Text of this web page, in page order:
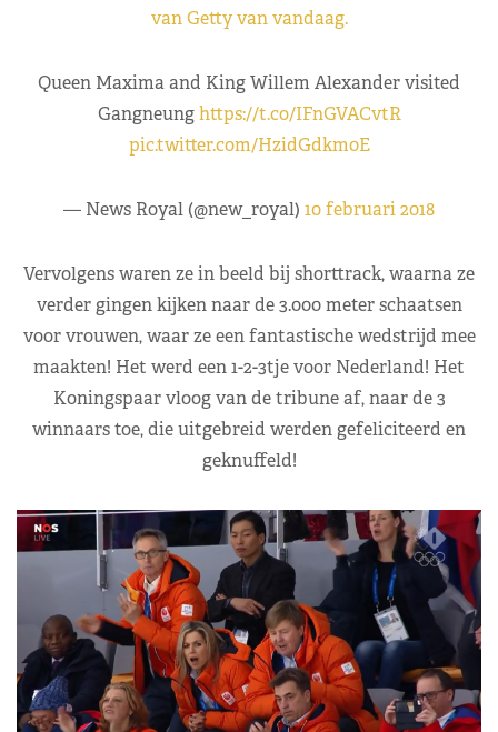
van Getty van vandaag.
Queen Maxima and King Willem Alexander visited
Gangneunghttps://t.co/IFnGVACvtR
pic.twitter.com/HzidGdkm0E
— News Royal (@new_royal) 10 februari 2018
Vervolgens waren ze in beeld bij shorttrack, waarna ze
verder gingen kijken naar de 3.000 meter schaatsen
voor vrouwen, waar ze een fantastische wedstrijd mee
maakten! Het werd een 1-2-3tje voor Nederland! Het
Koningspaar vloog van de tribune af, naar de 3
winnaars toe, die uitgebreid werden gefeliciteerd en
geknuffeld!